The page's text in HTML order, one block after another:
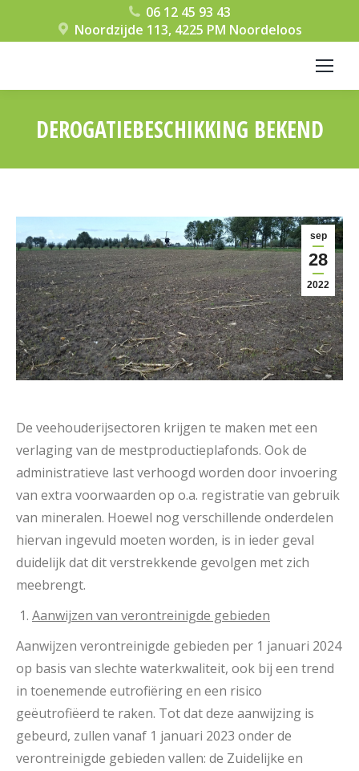
06 12 45 93 43
Noordzijde 113, 4225 PM Noordeloos
DEROGATIEBESCHIKKING BEKEND
sep
28
2022
De veehouderijsectoren krijgen te maken met een
verlaging van de mestproductieplafonds. Ook de
administratieve last verhoogd worden door invoering
van extra voorwaarden op o.a. registratie van gebruik
van mineralen. Hoewel nog verschillende onderdelen
hiervan ingevuld moeten worden, is in ieder geval
duidelijk dat dit verstrekkende gevolgen met zich
meebrengt.
Aanwijzen van verontreinigde gebieden
Aanwijzen verontreinigde gebieden per 1 januari 2024
op basis van slechte waterkwaliteit, ook bij een trend
in toenemende eutrofiëring en een risico
geëutrofiëerd te raken. Tot dat deze aanwijzing is
gebeurd, zullen vanaf 1 januari 2023 onder de
verontreinigde gebieden vallen: de Zuidelijke en